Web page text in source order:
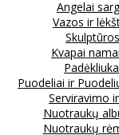
Angelai
Vazos ir
Skulptūros
Kvapai
Puodeliai ir
Serviravimo
Nuotraukų
Nuotraukų